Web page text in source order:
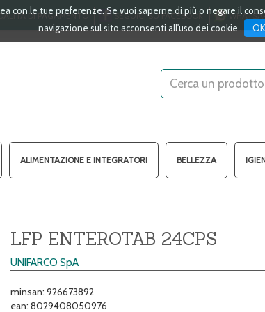
con le tue preferenze. Se vuoi saperne di più o negare il
navigazione sul sito acconsenti all'uso dei cookie .
OK
DI PAGAMENTO SEGUICI SU FACEBOOK
Cerca
Prodotto
ALIMENTAZIONE E INTEGRATORI BELLEZZA
LFP ENTEROTAB 24CPS
UNIFARCO SpA
minsan: 926673892
ean: 8029408050976